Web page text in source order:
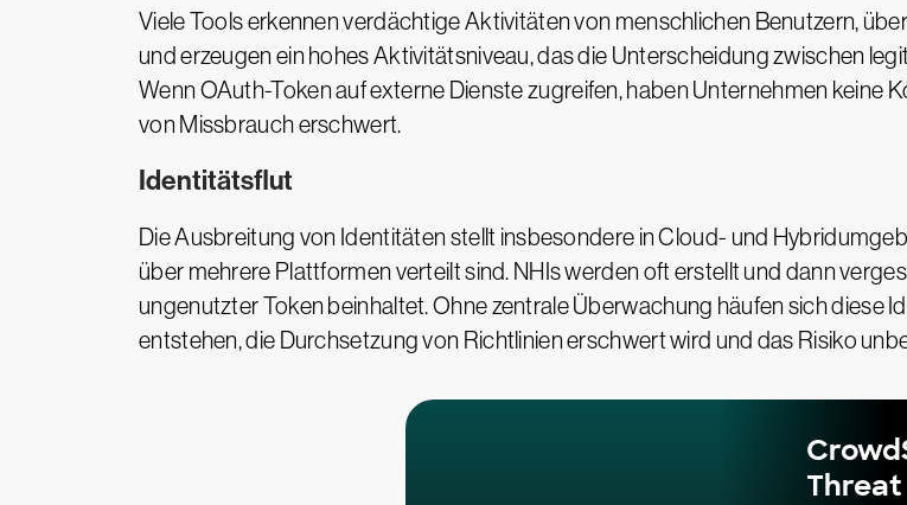
Viele Tools erkennen verdächtige Aktivitäten von menschlichen Benutzern,
und erzeugen ein hohes Aktivitätsniveau, das die Unterscheidung zwischen
Wenn OAuth-Token auf externe Dienste zugreifen, haben Unternehmen keine
von Missbrauch erschwert.
Identitätsflut
Die Ausbreitung von Identitäten stellt insbesondere in Cloud- und
über mehrere Plattformen verteilt sind. NHIs werden oft erstellt und dann
ungenutzter Token beinhaltet. Ohne zentrale Überwachung häufen sich diese
entstehen, die Durchsetzung von Richtlinien erschwert wird und das Risiko